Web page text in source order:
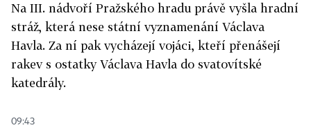
Na III. nádvoří Pražského hradu právě vyšla hradní
stráž, která nese státní vyznamenání Václava
Havla. Za ní pak vycházejí vojáci, kteří přenášejí
rakev s ostatky Václava Havla do svatovítské
katedrály.
09:43